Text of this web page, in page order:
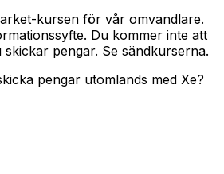
kursen för vår omvandlare.
Du kommer inte att
pengar. Se sändkurserna.
pengar utomlands med Xe?